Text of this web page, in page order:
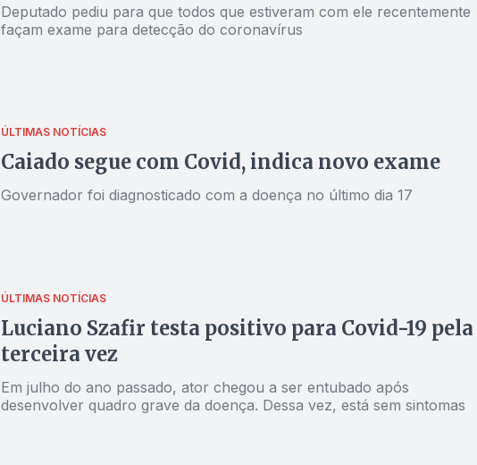
Deputado pediu para que todos que estiveram com ele recentemente
façam exame para detecção do coronavírus
ÚLTIMAS NOTÍCIAS
Caiado segue com Covid, indica novo exame
Governador foi diagnosticado com a doença no último dia 17
ÚLTIMAS NOTÍCIAS
Luciano Szafir testa positivo para Covid-19 pela
terceira vez
Em julho do ano passado, ator chegou a ser entubado após
desenvolver quadro grave da doença. Dessa vez, está sem sintomas